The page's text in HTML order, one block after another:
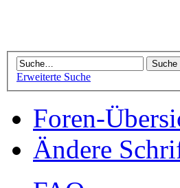
Erweiterte Suche
Foren-
Ändere